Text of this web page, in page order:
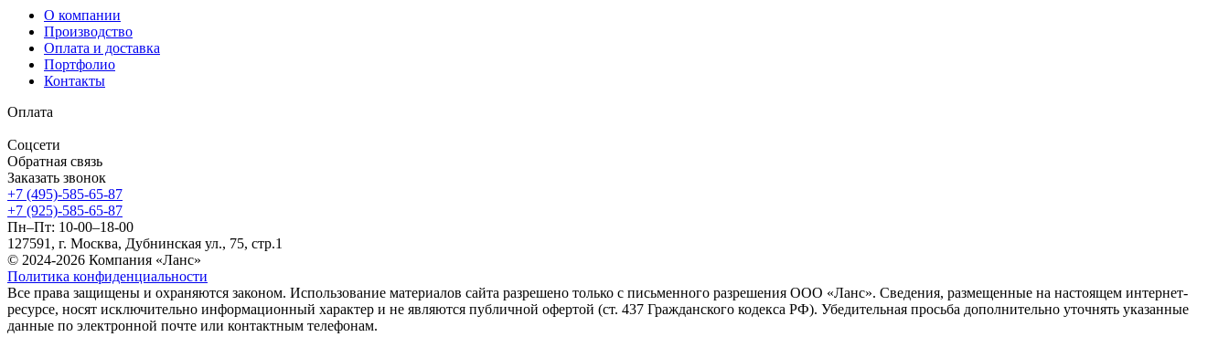
О компании
Производство
Оплата и доставка
Портфолио
Контакты
Оплата
Соцсети
Обратная связь
Заказать звонок
+7 (495)-585-65-87
+7 (925)-585-65-87
Пн–Пт: 10-00–18-00
127591, г. Москва, Дубнинская ул., 75, стр.1
© 2024-2026 Компания «Ланс»
Политика конфиденциальности
Все права защищены и охраняются законом. Использование материалов сайта разрешено только с письменного разрешения ООО «Ланс». Сведения, размещенные на настоящем интернет-
ресурсе, носят исключительно информационный характер и не являются публичной офертой (ст. 437 Гражданского кодекса РФ). Убедительная просьба дополнительно уточнять указанные
данные по электронной почте или контактным телефонам.